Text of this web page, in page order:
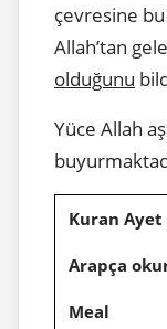
çevresine bu
Allah’tan
olduğunu
Yüce Allah
Kuran
Arapça
Meal